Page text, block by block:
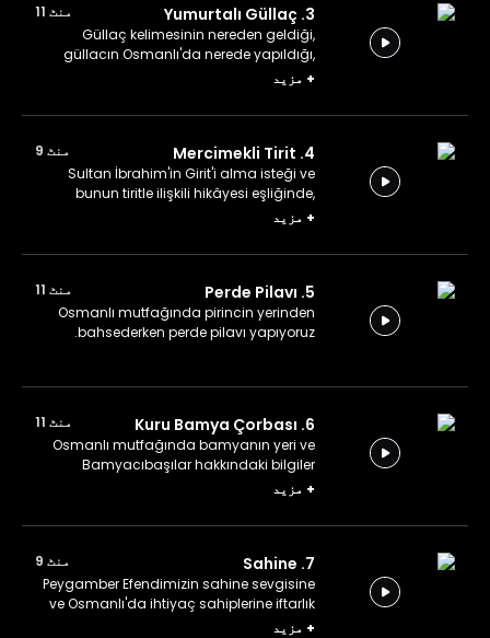
3. Yumurtalı Güllaç
منٹ 11
Güllaç kelimesinin nereden geldiği,
güllacın Osmanlı'da nerede yapıldığı,
saraya girişi gibi bilgiler eşliğinde
+ مزید
4. Mercimekli Tirit
منٹ 9
Sultan İbrahim'in Girit'i alma isteği ve
bunun tiritle ilişkili hikâyesi eşliğinde,
mercimekli tirit yapıyoruz.
+ مزید
5. Perde Pilavı
منٹ 11
Osmanlı mutfağında pirincin yerinden
bahsederken perde pilavı yapıyoruz.
6. Kuru Bamya Çorbası
منٹ 11
Osmanlı mutfağında bamyanın yeri ve
Bamyacıbaşılar hakkındaki bilgiler
eşliğinde, kuru bamya çorbası yapıyoruz.
+ مزید
7. Sahine
منٹ 9
Peygamber Efendimizin sahine sevgisine
ve Osmanlı'da ihtiyaç sahiplerine iftarlık
yemek dağıtma kültürüne dair bilgiler
+ مزید